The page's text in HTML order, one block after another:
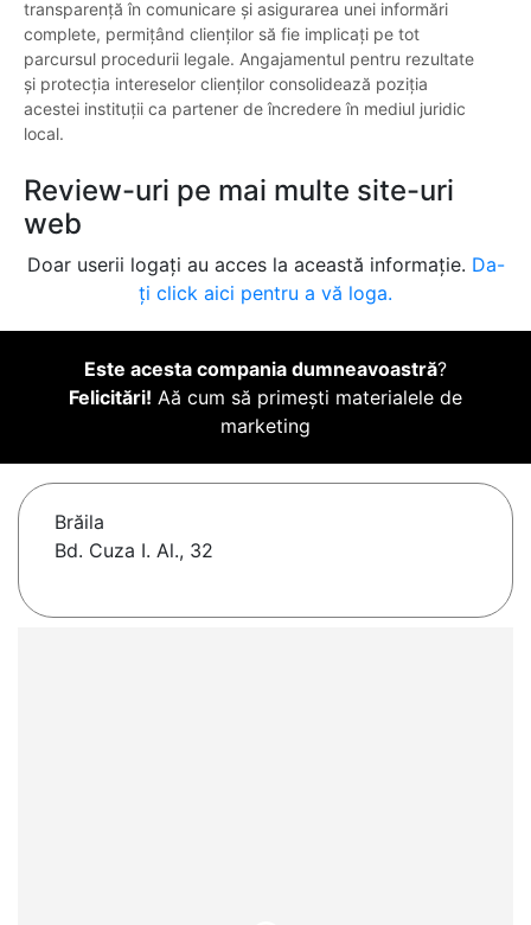
transparență în comunicare și asigurarea unei informări
complete, permițând clienților să fie implicați pe tot
parcursul procedurii legale. Angajamentul pentru rezultate
și protecția intereselor clienților consolidează poziția
acestei instituții ca partener de încredere în mediul juridic
local.
Review-uri pe mai multe site-uri
web
Doar userii logați au acces la această informație. Da-
ți click aici pentru a vă loga.
Este acesta compania dumneavoastră?
Felicitări! Aă cum să primești materialele de
marketing
Brăila
Bd. Cuza I. Al., 32